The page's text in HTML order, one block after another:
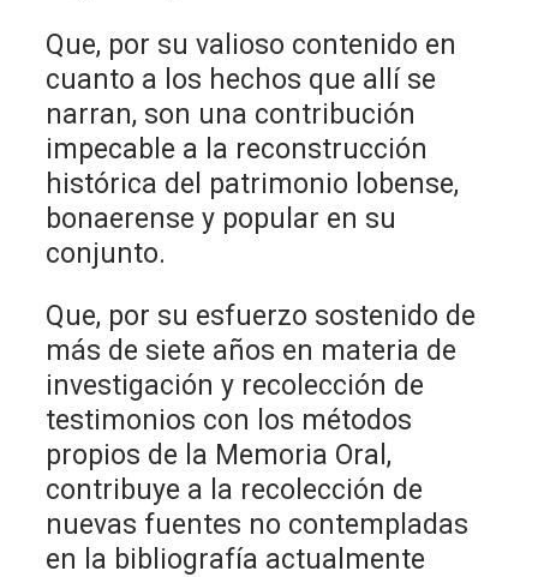
Que, por su valioso contenido en
cuanto a los hechos que allí se
narran, son una contribución
impecable a la reconstrucción
histórica del patrimonio lobense,
bonaerense y popular en su
conjunto.
Que, por su esfuerzo sostenido de
más de siete años en materia de
investigación y recolección de
testimonios con los métodos
propios de la Memoria Oral,
contribuye a la recolección de
nuevas fuentes no contempladas
en la bibliografía actualmente